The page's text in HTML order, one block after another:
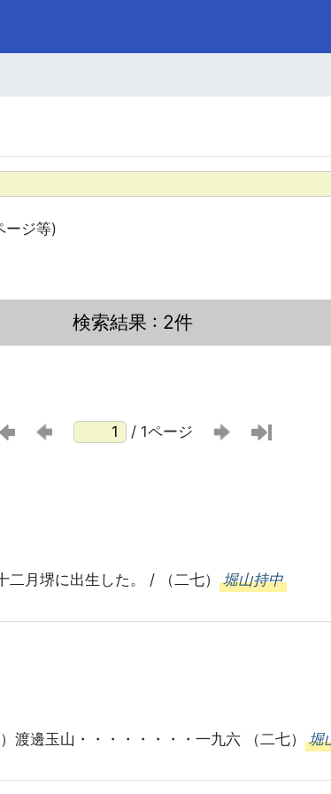
ージ等)
検索結果 : 2件
/ 1ページ
二月堺に出生した。 / （二七） 堀山持中
渡邊玉山・・・・・・・・一九六 （二七） 堀